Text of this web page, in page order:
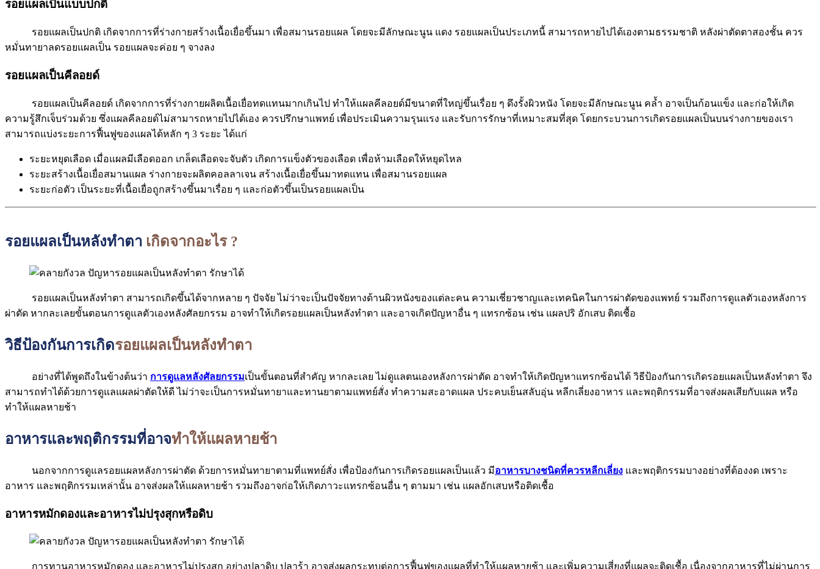
รอยแผลเป็นแบบปกติ
รอยแผลเป็นปกติ เกิดจากการที่ร่างกายสร้างเนื้อเยื่อขึ้นมา เพื่อสมานรอยแผล โดยจะมีลักษณะนูน แดง รอยแผลเป็นประเภทนี้ สามารถหายไปได้เองตามธรรมชาติ หลังผ่าตัดตาสองชั้น ควร
หมั่นทายาลดรอยแผลเป็น รอยแผลจะค่อย ๆ จางลง
รอยแผลเป็นคีลอยด์
รอยแผลเป็นคีลอยด์ เกิดจากการที่ร่างกายผลิตเนื้อเยื่อทดแทนมากเกินไป ทำให้แผลคีลอยด์มีขนาดที่ใหญ่ขึ้นเรื่อย ๆ ดึงรั้งผิวหนัง โดยจะมีลักษณะนูน คล้ำ อาจเป็นก้อนแข็ง และก่อให้เกิด
ความรู้สึกเจ็บร่วมด้วย ซึ่งแผลคีลอยด์ไม่สามารถหายไปได้เอง ควรปรึกษาแพทย์ เพื่อประเมินความรุนแรง และรับการรักษาที่เหมาะสมที่สุด โดยกระบวนการเกิดรอยแผลเป็นบนร่างกายของเรา
สามารถแบ่งระยะการฟื้นฟูของแผลได้หลัก ๆ 3 ระยะ ได้แก่
ระยะหยุดเลือด เมื่อแผลมีเลือดออก เกล็ดเลือดจะจับตัว เกิดการแข็งตัวของเลือด เพื่อห้ามเลือดให้หยุดไหล
ระยะสร้างเนื้อเยื่อสมานแผล ร่างกายจะผลิตคอลลาเจน สร้างเนื้อเยื่อขึ้นมาทดแทน เพื่อสมานรอยแผล
ระยะก่อตัว เป็นระยะที่เนื้อเยื่อถูกสร้างขึ้นมาเรื่อย ๆ และก่อตัวขึ้นเป็นรอยแผลเป็น
รอยแผลเป็นหลังทำตา เกิดจากอะไร ?
รอยแผลเป็นหลังทำตา สามารถเกิดขึ้นได้จากหลาย ๆ ปัจจัย ไม่ว่าจะเป็นปัจจัยทางด้านผิวหนังของแต่ละคน ความเชี่ยวชาญและเทคนิคในการผ่าตัดของแพทย์ รวมถึงการดูแลตัวเองหลังการ
ผ่าตัด หากละเลยขั้นตอนการดูแลตัวเองหลังศัลยกรรม อาจทำให้เกิดรอยแผลเป็นหลังทำตา และอาจเกิดปัญหาอื่น ๆ แทรกซ้อน เช่น แผลปริ อักเสบ ติดเชื้อ
วิธีป้องกันการเกิดรอยแผลเป็นหลังทำตา
อย่างที่ได้พูดถึงในข้างต้นว่า การดูแลหลังศัลยกรรมเป็นขั้นตอนที่สำคัญ หากละเลย ไม่ดูแลตนเองหลังการผ่าตัด อาจทำให้เกิดปัญหาแทรกซ้อนได้ วิธีป้องกันการเกิดรอยแผลเป็นหลังทำตา จึง
สามารถทำได้ด้วยการดูแลแผลผ่าตัดให้ดี ไม่ว่าจะเป็นการหมั่นทายาและทานยาตามแพทย์สั่ง ทำความสะอาดแผล ประคบเย็นสลับอุ่น หลีกเลี่ยงอาหาร และพฤติกรรมที่อาจส่งผลเสียกับแผล หรือ
ทำให้แผลหายช้า
อาหารและพฤติกรรมที่อาจทำให้แผลหายช้า
นอกจากการดูแลรอยแผลหลังการผ่าตัด ด้วยการหมั่นทายาตามที่แพทย์สั่ง เพื่อป้องกันการเกิดรอยแผลเป็นแล้ว มีอาหารบางชนิดที่ควรหลีกเลี่ยง และพฤติกรรมบางอย่างที่ต้องงด เพราะ
อาหาร และพฤติกรรมเหล่านั้น อาจส่งผลให้แผลหายช้า รวมถึงอาจก่อให้เกิดภาวะแทรกซ้อนอื่น ๆ ตามมา เช่น แผลอักเสบหรือติดเชื้อ
อาหารหมักดองและอาหารไม่ปรุงสุกหรือดิบ
การทานอาหารหมักดอง และอาหารไม่ปรุงสุก อย่างปลาดิบ ปลาร้า อาจส่งผลกระทบต่อการฟื้นฟูของแผลที่ทำให้แผลหายช้า และเพิ่มความเสี่ยงที่แผลจะติดเชื้อ เนื่องจากอาหารที่ไม่ผ่านการ